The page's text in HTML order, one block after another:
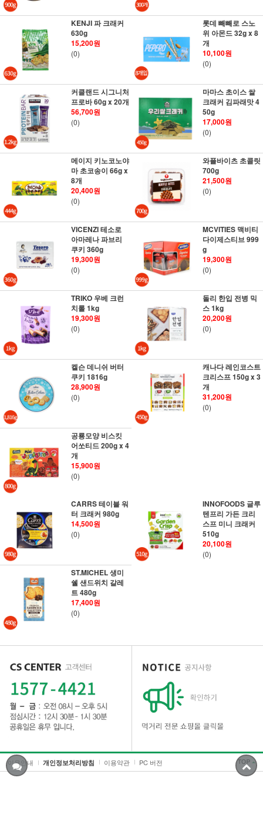
KENJI 파 크래커
630g
15,200원
(0)
롯데 빼빼로 스노
위 아몬드 32g x 8
개
10,100원
(0)
커클랜드 시그니처
프로바 60g x 20개
56,700원
(0)
마마스 초이스 쌀
크래커 김파래맛 4
50g
17,000원
(0)
메이지 키노코노야
마 초코송이 66g x
8개
20,400원
(0)
와플바이츠 초콜릿
700g
21,500원
(0)
VICENZI 테소로
아마레나 파브리
쿠키 360g
19,300원
(0)
MCVITIES 맥비티
다이제스티브 999
g
19,300원
(0)
TRIKO 우베 크런
치롤 1kg
19,300원
(0)
돌리 한입 전병 믹
스 1kg
20,200원
(0)
켈슨 데니쉬 버터
쿠키 1816g
28,900원
(0)
캐나다 레인코스트
크리스프 150g x 3
개
31,200원
(0)
공룡모양 비스킷
어쏘티드 200g x 4
개
15,900원
(0)
CARRS 테이블 워
터 크래커 980g
14,500원
(0)
INNOFOODS 글루
텐프리 가든 크리
스프 미니 크래커
510g
20,100원
(0)
ST.MICHEL 생미
쉘 샌드위치 갈레
트 480g
17,400원
(0)
이용안내 개인정보처리방침 이용약관 PC 버전